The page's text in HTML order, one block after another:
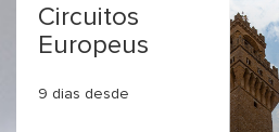
Circuitos
Europeus
9 dias desde